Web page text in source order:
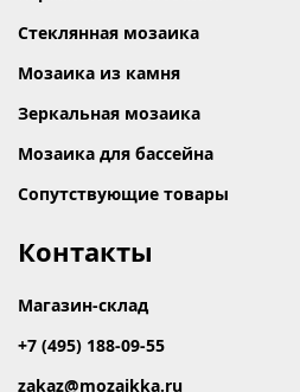
Стеклянная мозаика
Мозаика из камня
Зеркальная мозаика
Мозаика для бассейна
Сопутствующие товары
Контакты
Магазин-склад
+7 (495) 188-09-55
zakaz@mozaikka.ru